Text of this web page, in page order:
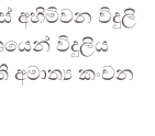
අහිමිවන විදුලි
විදුලිය
අමාත්‍ය කංචන